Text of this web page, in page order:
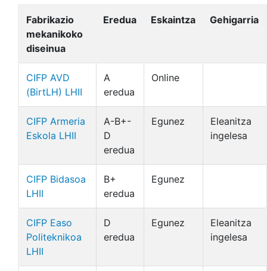
Fabrikazio
mekanikoko
diseinua
Eredua Eskaintza Gehigarria
CIFP AVD
(BirtLH) LHII
A
eredua
Online
CIFP Armeria
Eskola LHII
A-B+-
D
eredua
Egunez
Eleanitza
ingelesa
CIFP Bidasoa
LHII
B+
eredua
Egunez
CIFP Easo
Politeknikoa
LHII
D
eredua
Egunez
Eleanitza
ingelesa